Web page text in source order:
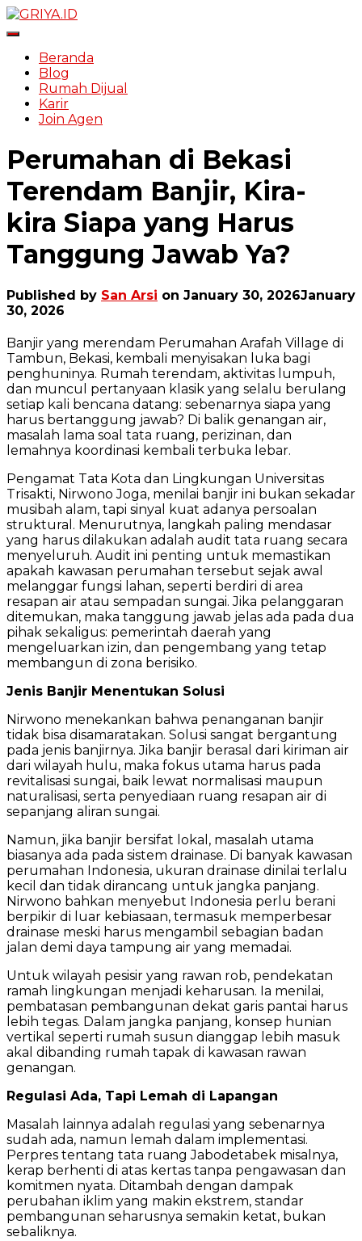
Toggle Navigation
Beranda
Blog
Rumah Dijual
Karir
Join Agen
Perumahan di Bekasi
Terendam Banjir, Kira-
kira Siapa yang Harus
Tanggung Jawab Ya?
Published by San Arsi on January 30, 2026January
30, 2026
Banjir yang merendam Perumahan Arafah Village di
Tambun, Bekasi, kembali menyisakan luka bagi
penghuninya. Rumah terendam, aktivitas lumpuh,
dan muncul pertanyaan klasik yang selalu berulang
setiap kali bencana datang: sebenarnya siapa yang
harus bertanggung jawab? Di balik genangan air,
masalah lama soal tata ruang, perizinan, dan
lemahnya koordinasi kembali terbuka lebar.
Pengamat Tata Kota dan Lingkungan Universitas
Trisakti, Nirwono Joga, menilai banjir ini bukan sekadar
musibah alam, tapi sinyal kuat adanya persoalan
struktural. Menurutnya, langkah paling mendasar
yang harus dilakukan adalah audit tata ruang secara
menyeluruh. Audit ini penting untuk memastikan
apakah kawasan perumahan tersebut sejak awal
melanggar fungsi lahan, seperti berdiri di area
resapan air atau sempadan sungai. Jika pelanggaran
ditemukan, maka tanggung jawab jelas ada pada dua
pihak sekaligus: pemerintah daerah yang
mengeluarkan izin, dan pengembang yang tetap
membangun di zona berisiko.
Jenis Banjir Menentukan Solusi
Nirwono menekankan bahwa penanganan banjir
tidak bisa disamaratakan. Solusi sangat bergantung
pada jenis banjirnya. Jika banjir berasal dari kiriman air
dari wilayah hulu, maka fokus utama harus pada
revitalisasi sungai, baik lewat normalisasi maupun
naturalisasi, serta penyediaan ruang resapan air di
sepanjang aliran sungai.
Namun, jika banjir bersifat lokal, masalah utama
biasanya ada pada sistem drainase. Di banyak kawasan
perumahan Indonesia, ukuran drainase dinilai terlalu
kecil dan tidak dirancang untuk jangka panjang.
Nirwono bahkan menyebut Indonesia perlu berani
berpikir di luar kebiasaan, termasuk memperbesar
drainase meski harus mengambil sebagian badan
jalan demi daya tampung air yang memadai.
Untuk wilayah pesisir yang rawan rob, pendekatan
ramah lingkungan menjadi keharusan. Ia menilai,
pembatasan pembangunan dekat garis pantai harus
lebih tegas. Dalam jangka panjang, konsep hunian
vertikal seperti rumah susun dianggap lebih masuk
akal dibanding rumah tapak di kawasan rawan
genangan.
Regulasi Ada, Tapi Lemah di Lapangan
Masalah lainnya adalah regulasi yang sebenarnya
sudah ada, namun lemah dalam implementasi.
Perpres tentang tata ruang Jabodetabek misalnya,
kerap berhenti di atas kertas tanpa pengawasan dan
komitmen nyata. Ditambah dengan dampak
perubahan iklim yang makin ekstrem, standar
pembangunan seharusnya semakin ketat, bukan
sebaliknya.